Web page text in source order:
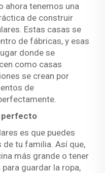
ahora tenemos una
de construir
Estas casas se
de fábricas, y esas
donde se
como casas
se crean por
de
perfecto
es que puedes
de tu familia. Así que,
más grande o tener
guardar la ropa,